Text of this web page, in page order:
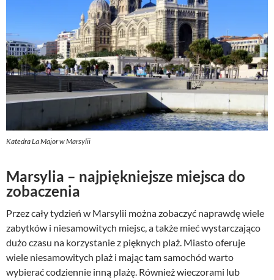
Katedra La Major w Marsylii
Marsylia – najpiękniejsze miejsca do
zobaczenia
Przez cały tydzień w Marsylii można zobaczyć naprawdę wiele
zabytków i niesamowitych miejsc, a także mieć wystarczająco
dużo czasu na korzystanie z pięknych plaż. Miasto oferuje
wiele niesamowitych plaż i mając tam samochód warto
wybierać codziennie inną plażę. Również wieczorami lub